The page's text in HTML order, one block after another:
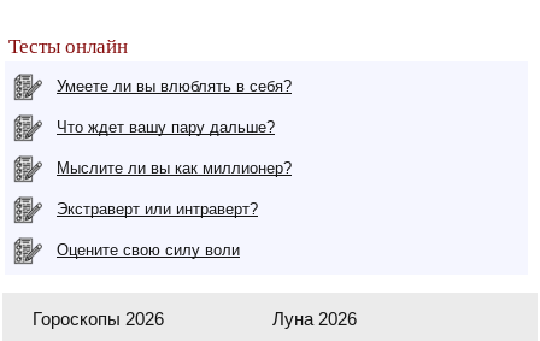
Тесты онлайн
Умеете ли вы влюблять в себя?
Что ждет вашу пару дальше?
Мыслите ли вы как миллионер?
Экстраверт или интраверт?
Оцените свою силу воли
Гороскопы 2026 Луна 2026